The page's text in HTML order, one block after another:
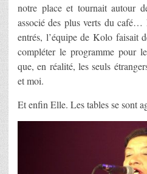
notre place et tournait autour
associé des plus verts du café…
entrés, l’équipe de Kolo faisait
compléter le programme pour
que, en réalité, les seuls
et moi.
Et enfin Elle. Les tables se sont